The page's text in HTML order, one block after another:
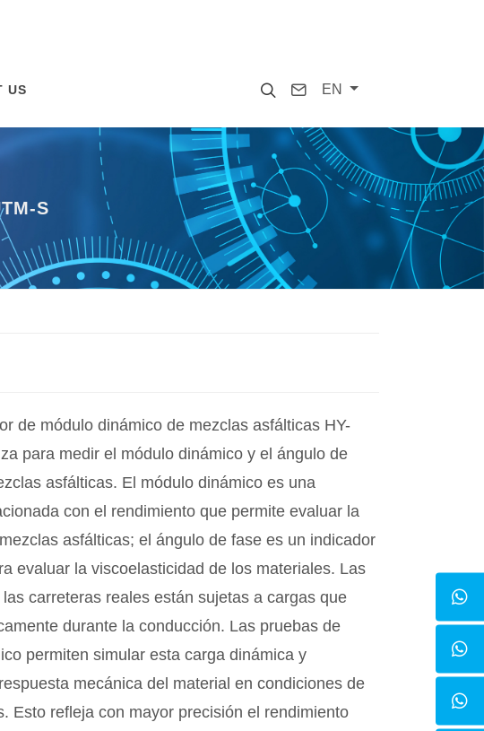
SearchContact
EN
US
S
de módulo dinámico de mezclas asfálticas HY-
para medir el módulo dinámico y el ángulo de
asfálticas. El módulo dinámico es una
con el rendimiento que permite evaluar la
asfálticas; el ángulo de fase es un indicador
evaluar la viscoelasticidad de los materiales. Las
carreteras reales están sujetas a cargas que
durante la conducción. Las pruebas de
permiten simular esta carga dinámica y
mecánica del material en condiciones de
Esto refleja con mayor precisión el rendimiento